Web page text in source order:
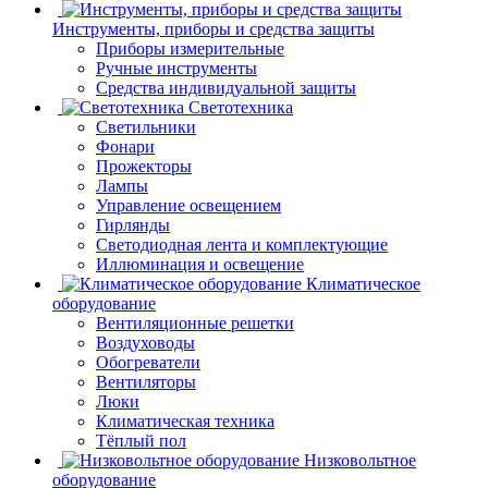
Инструменты, приборы и средства защиты
Приборы измерительные
Ручные инструменты
Средства индивидуальной защиты
Светотехника
Светильники
Фонари
Прожекторы
Лампы
Управление освещением
Гирлянды
Светодиодная лента и комплектующие
Иллюминация и освещение
Климатическое
оборудование
Вентиляционные решетки
Воздуховоды
Обогреватели
Вентиляторы
Люки
Климатическая техника
Тёплый пол
Низковольтное
оборудование